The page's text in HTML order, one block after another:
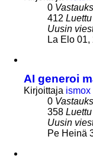
0
412 Luettu
Uusin
La Elo
AI generoi
Kirjoittaja ismox
0
358 Luettu
Uusin
Pe Heinä